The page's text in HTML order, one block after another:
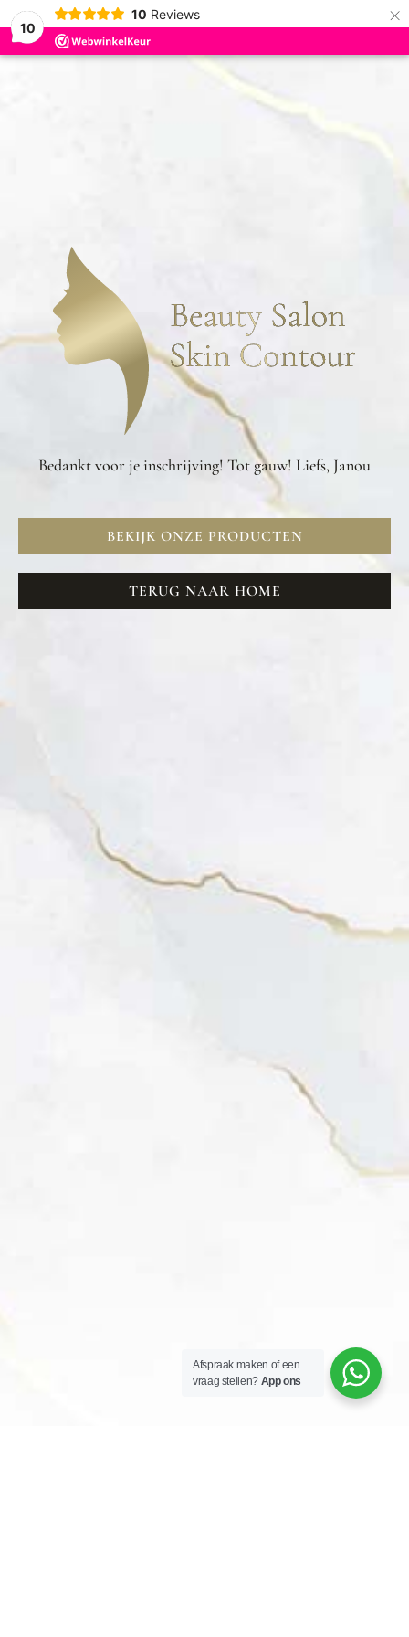
10
10 Reviews ×
Bedankt voor je inschrijving! Tot gauw! Liefs, Janou
BEKIJK ONZE PRODUCTEN
TERUG NAAR HOME
Afspraak maken of een
vraag stellen? App ons